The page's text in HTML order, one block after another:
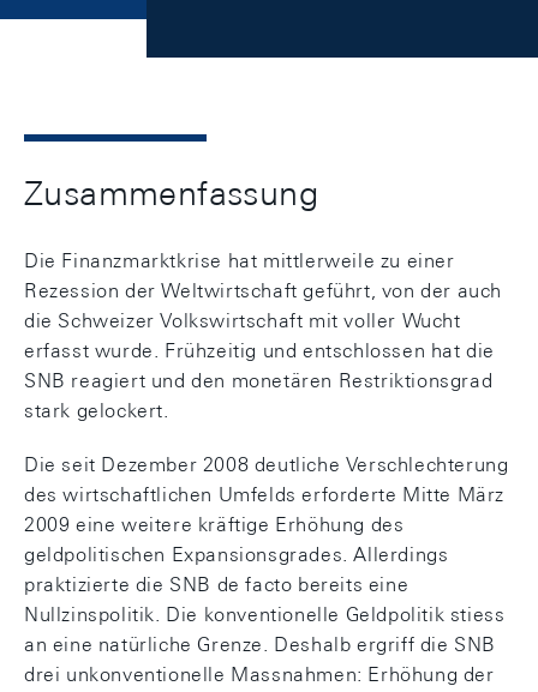
Zusammenfassung
Die Finanzmarktkrise hat mittlerweile zu einer
Rezession der Weltwirtschaft geführt, von der auch
die Schweizer Volkswirtschaft mit voller Wucht
erfasst wurde. Frühzeitig und entschlossen hat die
SNB reagiert und den monetären Restriktionsgrad
stark gelockert.
Die seit Dezember 2008 deutliche Verschlechterung
des wirtschaftlichen Umfelds erforderte Mitte März
2009 eine weitere kräftige Erhöhung des
geldpolitischen Expansionsgrades. Allerdings
praktizierte die SNB de facto bereits eine
Nullzinspolitik. Die konventionelle Geldpolitik stiess
an eine natürliche Grenze. Deshalb ergriff die SNB
drei unkonventionelle Massnahmen: Erhöhung der